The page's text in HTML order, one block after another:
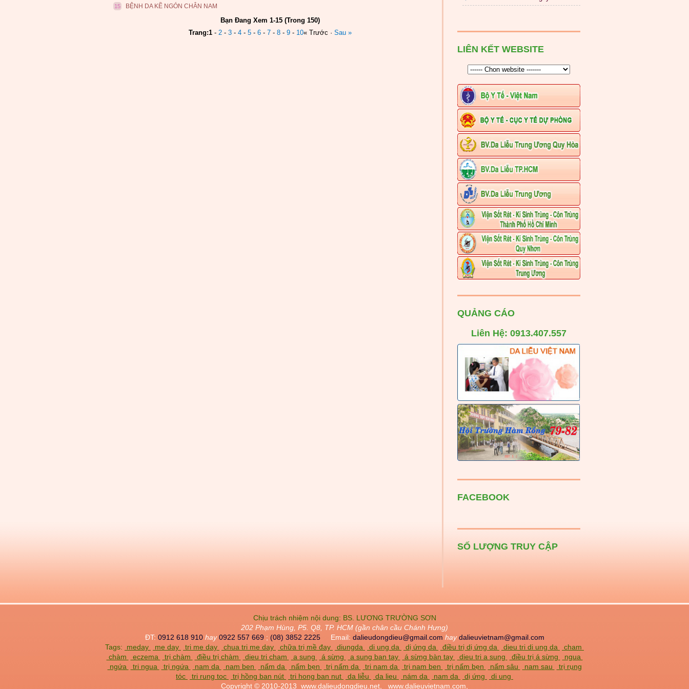
15 BỆNH DA KẼ NGÓN CHÂN NAM
Bạn Đang Xem 1-15 (Trong 150)
Trang:1- 2- 3- 4- 5- 6- 7- 8- 9- 10« Trước · Sau »
LIÊN KẾT WEBSITE
QUẢNG CÁO
Liên Hệ: 0913.407.557
FACEBOOK
SỐ LƯỢNG TRUY CẬP
Chịu trách nhiệm nội dung: BS. LƯƠNG TRƯỜNG SƠN
202 Phạm Hùng, P5. Q8, TP. HCM (gần chân cầu Chánh Hưng)
ĐT: 0912 618 910 hay 0922 557 669; (08) 3852 2225Email: dalieudongdieu@gmail.com haydalieuvietnam@gmail.com
Tags:
meday me day tri me day chua tri me day chữa trị mề đay diungda di ung da dị ứng da điều trị dị ứng da dieu tri di ung da
cham
chàm
eczema trị chàm điều trị chàm dieu tri cham a sung á sừng a sung ban tay á sừng bàn tay dieu tri a sung điều trị á sừng
ngua
ngứa
tri ngua trị ngứa nam da nam ben nấm da nấm bẹn trị nấm da tri nam da trị nam ben trị nấm bẹn nấm sâu nam sau
trị rụng
tóc
tri rung toc trị hồng ban nút tri hong ban nut da liễu da lieu nám da nam da dị ứng
di ung
Copyright © 2010-2013 www.dalieudongdieu.net, www.dalieuvietnam.com,